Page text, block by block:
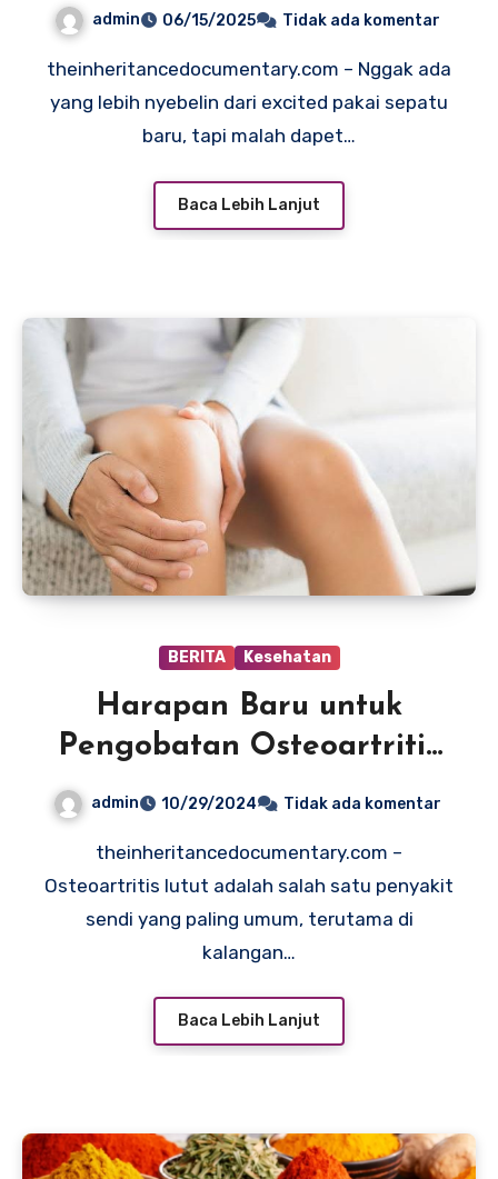
admin 06/15/2025 Tidak ada komentar
theinheritancedocumentary.com – Nggak ada
yang lebih nyebelin dari excited pakai sepatu
baru, tapi malah dapet…
Baca Lebih Lanjut
BERITA Kesehatan
Harapan Baru untuk
Pengobatan Osteoartritis
admin 10/29/2024 Tidak ada komentar
theinheritancedocumentary.com –
Osteoartritis lutut adalah salah satu penyakit
sendi yang paling umum, terutama di
kalangan…
Baca Lebih Lanjut